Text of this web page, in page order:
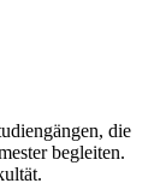
die
begleiten.